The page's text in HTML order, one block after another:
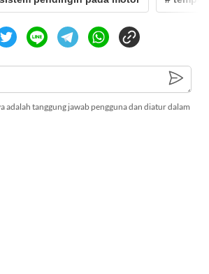
adalah tanggung jawab pengguna dan diatur dalam